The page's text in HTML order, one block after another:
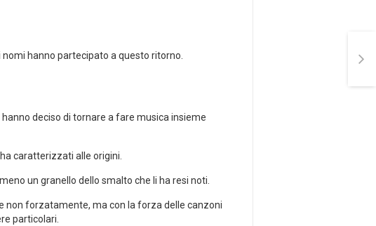
hanno partecipato a questo ritorno.
deciso di tornare a fare musica insieme
caratterizzati alle origini.
un granello dello smalto che li ha resi noti.
non forzatamente, ma con la forza delle canzoni
particolari.